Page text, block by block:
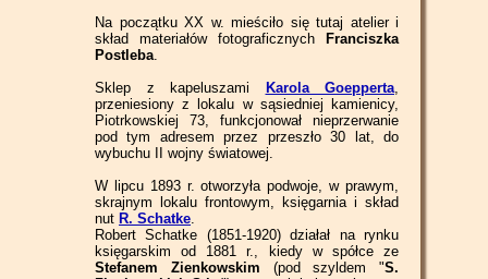
Na początku XX w. mieściło się tutaj atelier i
skład materiałów fotograficznych
Franciszka
Postleba.
Sklep z kapeluszami
Karola Goepperta,
przeniesiony z lokalu w sąsiedniej kamienicy,
Piotrkowskiej 73, funkcjonował nieprzerwanie
pod tym adresem przez przeszło 30 lat, do
wybuchu II wojny światowej.
W lipcu 1893 r. otworzyła podwoje, w prawym,
skrajnym lokalu frontowym, księgarnia i skład
nut R. Schatke.
Robert Schatke (1851-1920) działał na rynku
księgarskim od 1881 r., kiedy w spółce ze
Stefanem Zienkowskim (pod szyldem "S.